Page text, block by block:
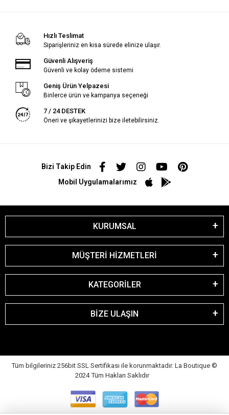
Hızlı Teslimat
Siparişleriniz en kısa sürede elinize ulaşır.
Güvenli Alışveriş
Güvenli ve kolay ödeme sistemi
Geniş Ürün Yelpazesi
Binlerce ürün ve kampanya seçeneği
7 / 24 DESTEK
Öneri ve şikayetlerinizi bize iletebilirsiniz.
Bizi Takip Edin
Mobil Uygulamalarımız
KURUMSAL
MÜŞTERİ HİZMETLERİ
KATEGORİLER
BİZE ULAŞIN
Tüm bilgileriniz 256bit SSL Sertifikası ile korunmaktadır. La Boutique ©
2024 Tüm Hakları Saklıdır